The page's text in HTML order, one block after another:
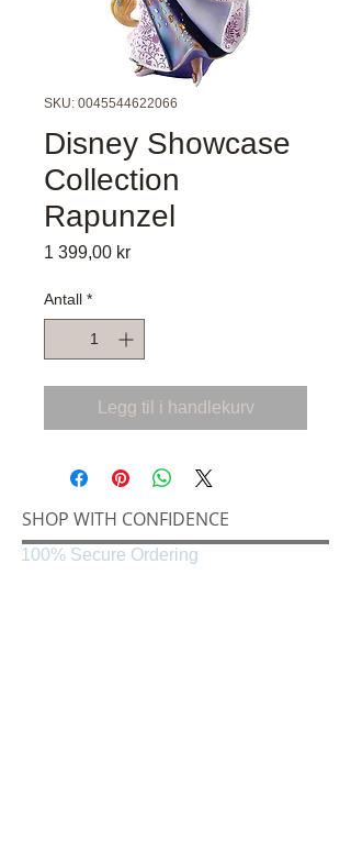
SKU: 0045544622066
Disney Showcase
Collection
Rapunzel
1 399,00 krPris
Antall *
Legg til i handlekurv
SHOP WITH CONFIDENCE
100% Secure Ordering